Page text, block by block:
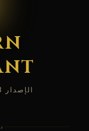
الإصدار 1.3.3 · التوثيق الكامل